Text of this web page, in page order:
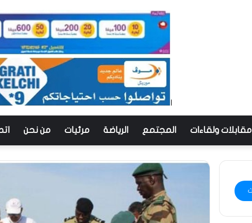
مقابلات ولقاءات المجتمع الرياضة مرئيات من نحن